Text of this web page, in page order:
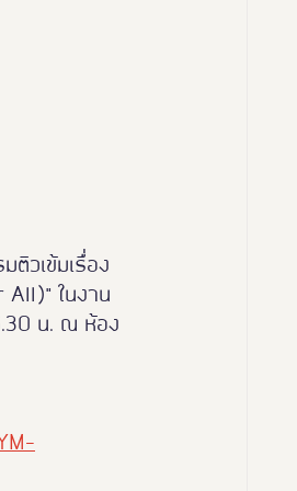
ติวเข้มเรื่อง
All)" ในงาน
น. ณ ห้อง